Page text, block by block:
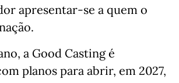
apresentar-se a quem o
a Good Casting é
planos para abrir, em 2027,